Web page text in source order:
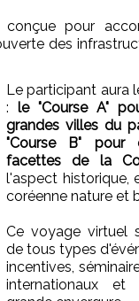
pour
des
Le participant aura
: le "Course A"
grandes villes du
"Course B" pour
facettes de la
l'aspect historique,
coréenne nature et
Ce voyage virtuel
de tous types
incentives,
internationaux et